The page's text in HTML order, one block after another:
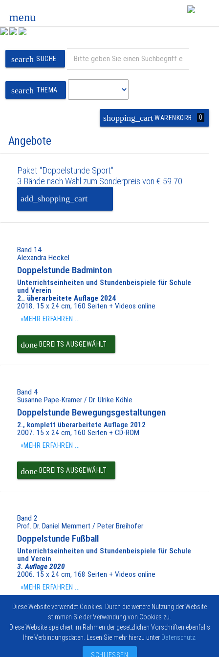
menu
search SUCHE
search THEMA
shopping_cartWARENKORB 0
Angebote
Paket "Doppelstunde Sport"
3 Bände nach Wahl zum Sonderpreis von € 59.70
add_shopping_cart
Band 14
Alexandra Heckel
Doppelstunde Badminton
Unterrichtseinheiten und Stundenbeispiele für Schule
und Verein
2.. überarbeitete Auflage 2024
2018. 15 x 24 cm, 160 Seiten + Videos online
»MEHR ERFAHREN ...
doneBEREITS AUSGEWÄHLT
Band 4
Susanne Pape-Kramer / Dr. Ulrike Köhle
Doppelstunde Bewegungsgestaltungen
2., komplett überarbeitete Auflage 2012
2007. 15 x 24 cm, 160 Seiten + CD-ROM
»MEHR ERFAHREN ...
doneBEREITS AUSGEWÄHLT
Band 2
Prof. Dr. Daniel Memmert / Peter Breihofer
Doppelstunde Fußball
Unterrichtseinheiten und Stundenbeispiele für Schule
und Verein
3. Auflage 2020
2006. 15 x 24 cm, 168 Seiten + Videos online
»MEHR ERFAHREN ...
BEREITS AUSGEWÄHLT
Impressum Vertrag widerrufen
© 2026
Hofmann-
Kontakt
Diese Website verwendet Cookies. Durch die weitere Nutzung der Website
stimmen Sie der Verwendung von Cookies zu.
Diese Website speichert im Rahmen der gesetzlichen Vorschriften ebenfalls
Ihre Verbindungsdaten. Lesen Sie mehr hierzu unter Datenschutz.
SCHLIESSEN